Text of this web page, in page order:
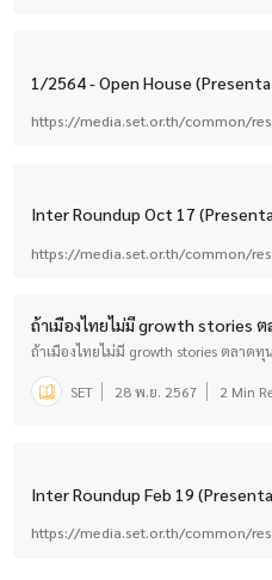
1/2564 - Open House
https://media.set.or.th/common/
Inter Roundup Oct 17
https://media.set.or.th/common/
ถ้าเมืองไทยไม่มี growth stories
ถ้าเมืองไทยไม่มี growth stories ตลาด
SET 28 พ.ย. 2567 2 Min
Inter Roundup Feb 19
https://media.set.or.th/common/